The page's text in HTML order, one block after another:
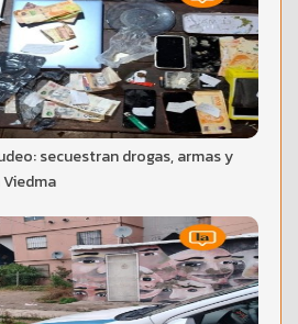
secuestran drogas, armas y